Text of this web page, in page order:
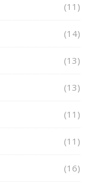
(11)
(14)
(13)
(13)
(11)
(11)
(16)